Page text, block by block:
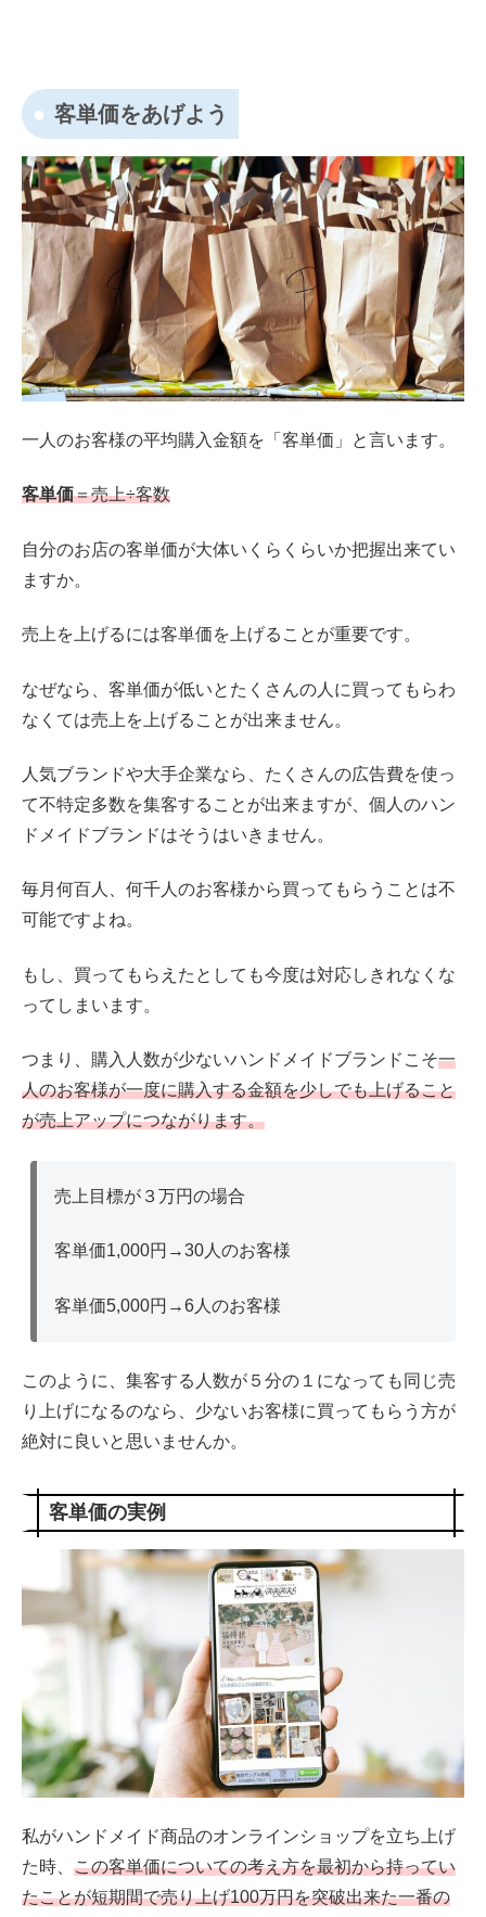
客単価をあげよう
一人のお客様の平均購入金額を「客単価」と言います。
客単価＝売上÷客数
自分のお店の客単価が大体いくらくらいか把握出来てい
ますか。
売上を上げるには客単価を上げることが重要です。
なぜなら、客単価が低いとたくさんの人に買ってもらわ
なくては売上を上げることが出来ません。
人気ブランドや大手企業なら、たくさんの広告費を使っ
て不特定多数を集客することが出来ますが、個人のハン
ドメイドブランドはそうはいきません。
毎月何百人、何千人のお客様から買ってもらうことは不
可能ですよね。
もし、買ってもらえたとしても今度は対応しきれなくな
ってしまいます。
つまり、購入人数が少ないハンドメイドブランドこそ一
人のお客様が一度に購入する金額を少しでも上げること
が売上アップにつながります。
売上目標が３万円の場合
客単価1,000円→30人のお客様
客単価5,000円→6人のお客様
このように、集客する人数が５分の１になっても同じ売
り上げになるのなら、少ないお客様に買ってもらう方が
絶対に良いと思いませんか。
客単価の実例
私がハンドメイド商品のオンラインショップを立ち上げ
た時、 この客単価についての考え方を最初から持ってい
たことが短期間で売り上げ100万円を突破出来た一番の